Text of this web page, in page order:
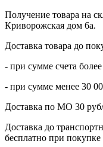
Получение товара на
Криворожская дом 6а.
Доставка товара до
- при сумме счета
- при сумме менее 30
Доставка по МО 30
Доставка до
бесплатно при покупке